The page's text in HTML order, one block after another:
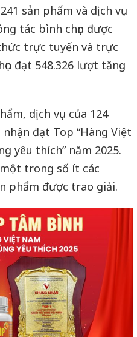
sản phẩm và dịch vụ
tác bình chọn được
trực tuyến và trực
đạt 548.326 lượt tăng
dịch vụ của 124
đạt Top “Hàng Việt
yêu thích” năm 2025.
trong số ít các
phẩm được trao giải.